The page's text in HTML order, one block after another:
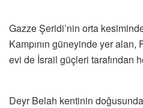
Gazze Şeridi’nin orta
Kampının güneyinde yer
evi de İsrail güçleri tarafından
Deyr Belah kentinin